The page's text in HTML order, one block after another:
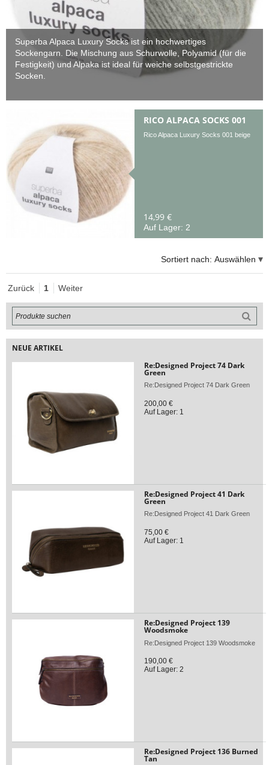
Superba Alpaca Luxury Socks ist ein hochwertiges
Sockengarn. Die Mischung aus Schurwolle, Polyamid (für die
Festigkeit) und Alpaka ist ideal für weiche selbstgestrickte
Socken.
RICO ALPACA SOCKS 001
Rico Alpaca Luxury Socks 001 beige
14,99 €
Auf Lager: 2
Sortiert nach: Auswählen
Zurück 1 Weiter
NEUE ARTIKEL
Re:Designed Project 74 Dark
Green
Re:Designed Project 74 Dark Green
200,00 €
Auf Lager: 1
Re:Designed Project 41 Dark
Green
Re:Designed Project 41 Dark Green
75,00 €
Auf Lager: 1
Re:Designed Project 139
Woodsmoke
Re:Designed Project 139 Woodsmoke
190,00 €
Auf Lager: 2
Re:Designed Project 136 Burned
Tan